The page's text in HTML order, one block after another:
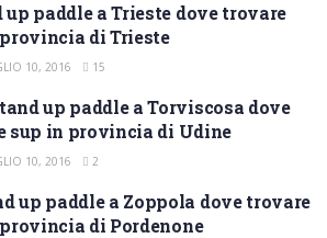
up paddle a Trieste dove trovare
di Trieste
10, 2016 15
up paddle a Torviscosa dove
sup in provincia di Udine
10, 2016 2
up paddle a Zoppola dove trovare
di Pordenone